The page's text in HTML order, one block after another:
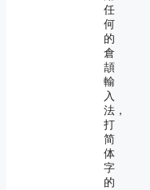
任
何
的
倉
頡
輸
入
法，
打
简
体
字
的